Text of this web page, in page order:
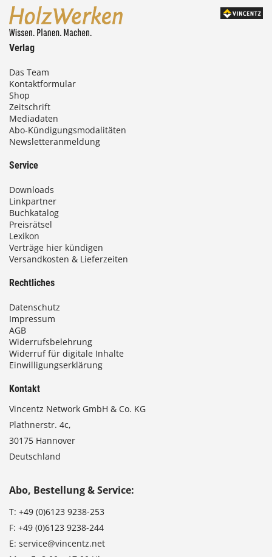
Verlag
Das Team
Kontaktformular
Shop
Zeitschrift
Mediadaten
Abo-Kündigungsmodalitäten
Newsletteranmeldung
Service
Downloads
Linkpartner
Buchkatalog
Preisrätsel
Lexikon
Verträge hier kündigen
Versandkosten & Lieferzeiten
Rechtliches
Datenschutz
Impressum
AGB
Widerrufsbelehrung
Widerruf für digitale Inhalte
Einwilligungserklärung
Kontakt
Vincentz Network GmbH & Co. KG
Plathnerstr. 4c,
30175 Hannover
Deutschland
Abo, Bestellung & Service:
T: +49 (0)6123 9238-253
F: +49 (0)6123 9238-244
E: service@vincentz.net